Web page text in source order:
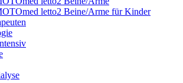
letto2 Beine/Arme für Kinder